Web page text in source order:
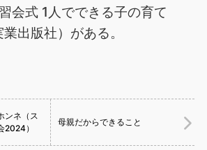
会式 1人でできる子の育て
出版社）がある。
ンネ（ス
2024）
母親だからできること